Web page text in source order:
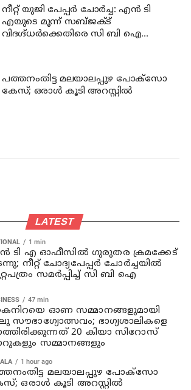
നീറ്റ് യുജി പേപ്പർ ചോർച്ച: എൻ ടി
എയുടെ മൂന്ന് സബ്ജക്ട്
വിദഗ്ദ്ധർക്കെതിരെ സി ബി ഐ
പത്തനംതിട്ട മലയാലപ്പുഴ പോക്സോ
കേസ്; ഒരാള്‍ കൂടി അറസ്റ്റില്‍
LATEST
1 min
ടി എ ഓഫീസില്‍ ഗുരുതര ക്രമക്കേട്
നീറ്റ് ചോദ്യപേപ്പര്‍ ചോര്‍ച്ചയില്‍
സമര്‍പ്പിച്ച് സി ബി ഐ
47 min
ഓണ സമ്മാനങ്ങളുമായി
സൗഭാ​ഗ്യോത്സവം; ഭാ​ഗ്യശാലികളെ
20 കിയാ സിറോസ്
സമ്മാനങ്ങളും
1 hour ago
മലയാലപ്പുഴ പോക്സോ
ഒരാള്‍ കൂടി അറസ്റ്റില്‍